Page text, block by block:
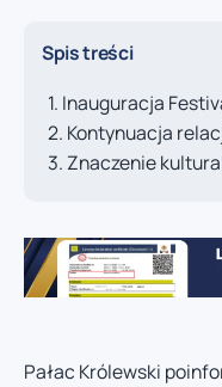
Spis treści
Inauguracja
Kontynuacja
Znaczenie
Pałac Królewski